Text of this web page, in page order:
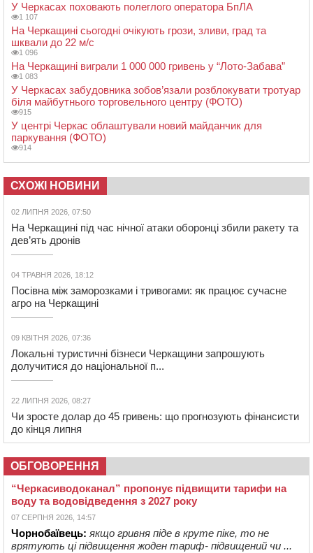
У Черкасах поховають полеглого оператора БпЛА
1 107
На Черкащині сьогодні очікують грози, зливи, град та
шквали до 22 м/с
1 096
На Черкащині виграли 1 000 000 гривень у “Лото-Забава”
1 083
У Черкасах забудовника зобов’язали розблокувати тротуар
біля майбутнього торговельного центру (ФОТО)
915
У центрі Черкас облаштували новий майданчик для
паркування (ФОТО)
914
СХОЖІ НОВИНИ
02 ЛИПНЯ 2026, 07:50
На Черкащині під час нічної атаки оборонці збили ракету та
дев’ять дронів
04 ТРАВНЯ 2026, 18:12
Посівна між заморозками і тривогами: як працює сучасне
агро на Черкащині
09 КВІТНЯ 2026, 07:36
Локальні туристичні бізнеси Черкащини запрошують
долучитися до національної п...
22 ЛИПНЯ 2026, 08:27
Чи зросте долар до 45 гривень: що прогнозують фінансисти
до кінця липня
ОБГОВОРЕННЯ
“Черкасиводоканал” пропонує підвищити тарифи на
воду та водовідведення з 2027 року
07 СЕРПНЯ 2026, 14:57
Чорнобаївець: якщо гривня піде в круте піке, то не
врятують ці підвищення жоден тариф- підвищений чи ...